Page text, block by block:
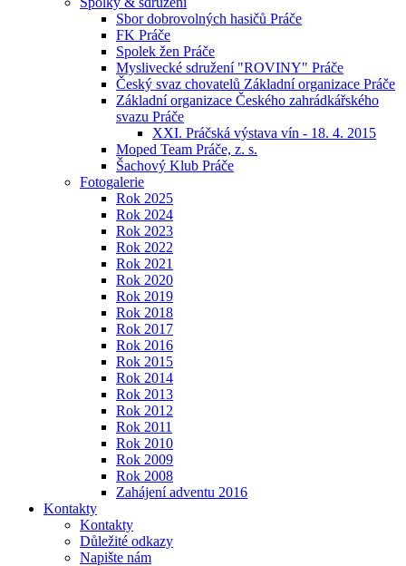
Sbor dobrovolných hasičů Práče
FK Práče
Spolek žen Práče
Myslivecké sdružení "ROVINY" Práče
Český svaz chovatelů Základní organizace Práče
Základní organizace Českého zahrádkářského
svazu Práče
XXI. Práčská výstava vín - 18. 4. 2015
Moped Team Práče, z. s.
Šachový Klub Práče
Fotogalerie
Rok 2025
Rok 2024
Rok 2023
Rok 2022
Rok 2021
Rok 2020
Rok 2019
Rok 2018
Rok 2017
Rok 2016
Rok 2015
Rok 2014
Rok 2013
Rok 2012
Rok 2011
Rok 2010
Rok 2009
Rok 2008
Zahájení adventu 2016
Kontakty
Kontakty
Důležité odkazy
Napište nám